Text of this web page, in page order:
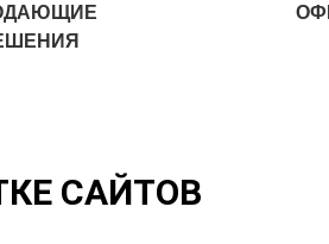
САЙТОВ